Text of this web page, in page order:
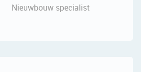
Nieuwbouw specialist